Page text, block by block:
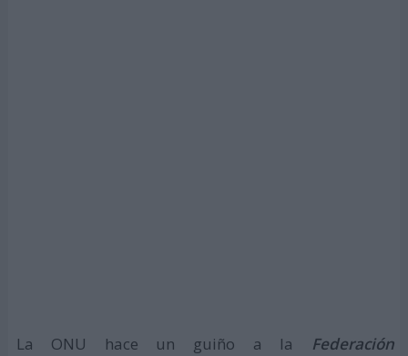
La ONU hace un guiño a la Federación